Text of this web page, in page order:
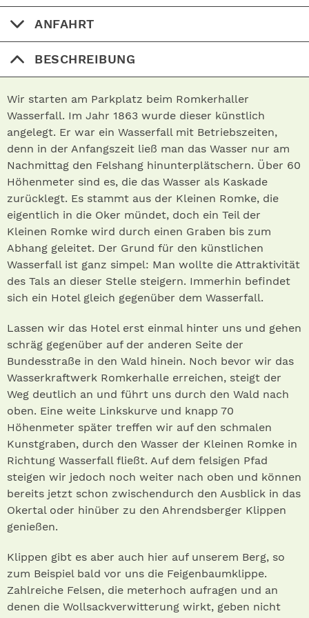
ANFAHRT
BESCHREIBUNG
Wir starten am Parkplatz beim Romkerhaller
Wasserfall. Im Jahr 1863 wurde dieser künstlich
angelegt. Er war ein Wasserfall mit Betriebszeiten,
denn in der Anfangszeit ließ man das Wasser nur am
Nachmittag den Felshang hinunterplätschern. Über 60
Höhenmeter sind es, die das Wasser als Kaskade
zurücklegt. Es stammt aus der Kleinen Romke, die
eigentlich in die Oker mündet, doch ein Teil der
Kleinen Romke wird durch einen Graben bis zum
Abhang geleitet. Der Grund für den künstlichen
Wasserfall ist ganz simpel: Man wollte die Attraktivität
des Tals an dieser Stelle steigern. Immerhin befindet
sich ein Hotel gleich gegenüber dem Wasserfall.
Lassen wir das Hotel erst einmal hinter uns und gehen
schräg gegenüber auf der anderen Seite der
Bundesstraße in den Wald hinein. Noch bevor wir das
Wasserkraftwerk Romkerhalle erreichen, steigt der
Weg deutlich an und führt uns durch den Wald nach
oben. Eine weite Linkskurve und knapp 70
Höhenmeter später treffen wir auf den schmalen
Kunstgraben, durch den Wasser der Kleinen Romke in
Richtung Wasserfall fließt. Auf dem felsigen Pfad
steigen wir jedoch noch weiter nach oben und können
bereits jetzt schon zwischendurch den Ausblick in das
Okertal oder hinüber zu den Ahrendsberger Klippen
genießen.
Klippen gibt es aber auch hier auf unserem Berg, so
zum Beispiel bald vor uns die Feigenbaumklippe.
Zahlreiche Felsen, die meterhoch aufragen und an
denen die Wollsackverwitterung wirkt, geben nicht